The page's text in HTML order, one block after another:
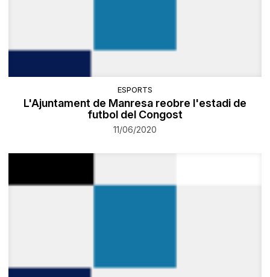
ESPORTS
L'Ajuntament de Manresa reobre l'estadi de
futbol del Congost
11/06/2020